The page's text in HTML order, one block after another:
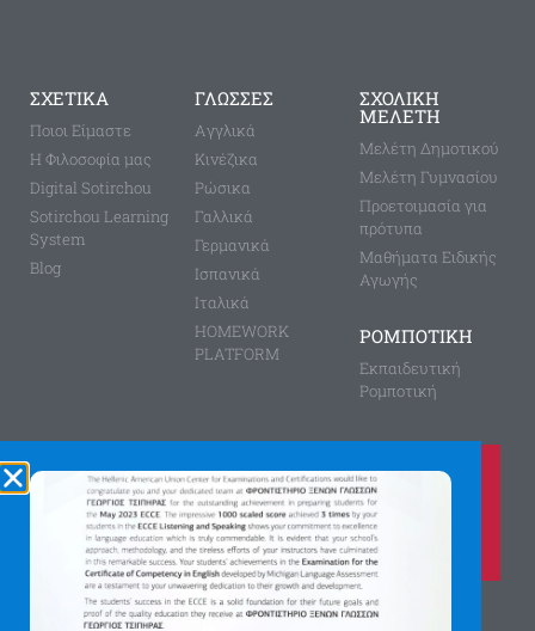
ΣΧΕΤΙΚΑ
Ποιοι Είμαστε
Η Φιλοσοφία μας
Digital Sotirchou
Sotirchou Learning
System
Blog
ΓΛΩΣΣΕΣ
Aγγλικά
Κινέζικα
Ρώσικα
Γαλλικά
Γερμανικά
Ισπανικά
Ιταλικά
HOMEWORK
PLATFORM
ΣΧΟΛΙΚΗ
ΜΕΛΕΤΗ
Μελέτη Δημοτικού
Μελέτη Γυμνασίου
Προετοιμασία για
πρότυπα
Μαθήματα Ειδικής
Αγωγής
ΡΟΜΠΟΤΙΚΗ
Εκπαιδευτική
Ρομποτική
Καλέστε μας τώρα στο
210 8028149
για περισσότερες πληροφορίες